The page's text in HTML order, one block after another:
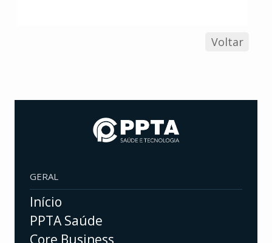
Voltar
GERAL
Início
PPTA Saúde
Core Business